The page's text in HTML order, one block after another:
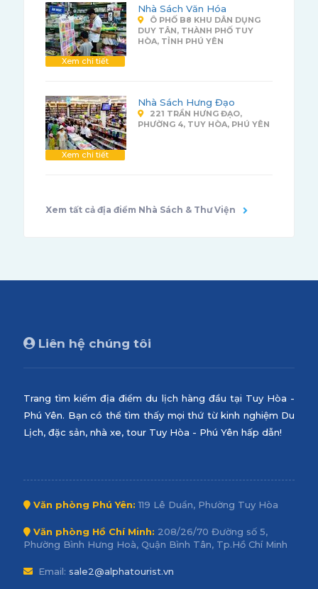
Xem chi tiết
Nhà Sách Văn Hóa
Ô PHỐ B8 KHU DÂN DỤNG
DUY TÂN, THÀNH PHỐ TUY
HÒA, TỈNH PHÚ YÊN
Xem chi tiết
Nhà Sách Hưng Đạo
221 TRẦN HƯNG ĐẠO,
PHƯỜNG 4, TUY HÒA, PHÚ YÊN
Xem tất cả địa điểm Nhà Sách & Thư Viện
Liên hệ chúng tôi
Trang tìm kiếm địa điểm du lịch hàng đầu tại Tuy Hòa -
Phú Yên. Bạn có thể tìm thấy mọi thứ từ kinh nghiệm Du
Lịch, đặc sản, nhà xe, tour Tuy Hòa - Phú Yên hấp dẫn!
Văn phòng Phú Yên: 119 Lê Duẩn, Phường Tuy Hòa
Văn phòng Hồ Chí Minh: 208/26/70 Đường số 5,
Phường Bình Hưng Hoà, Quận Bình Tân, Tp.Hồ Chí Minh
Email: sale2@alphatourist.vn